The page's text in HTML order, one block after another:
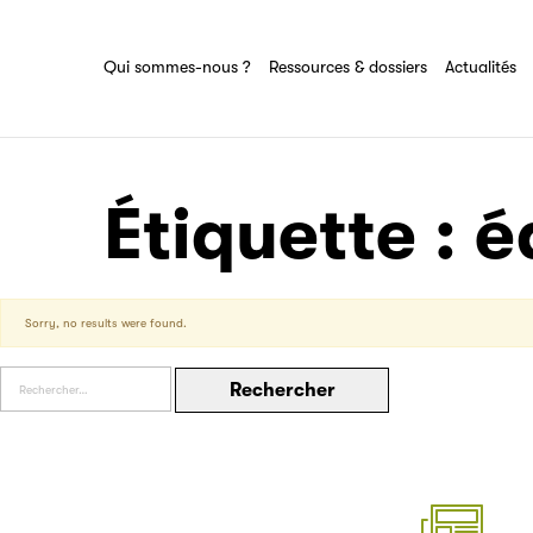
Qui sommes-nous ? Ressources & dossiers Actualités
d'expertise du groupe Sciences pour tous
Étiquette :
Sorry, no results were found.